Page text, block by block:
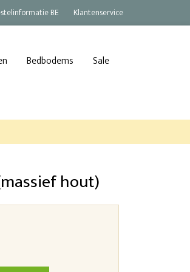
BE Klantenservice
Bedbodems Sale
hout)